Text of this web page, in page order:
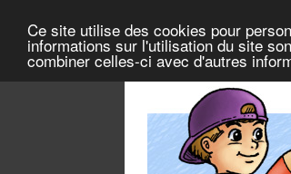
Ce site utilise des cookies pour
informations sur l'utilisation du site
combiner celles-ci avec d'autres